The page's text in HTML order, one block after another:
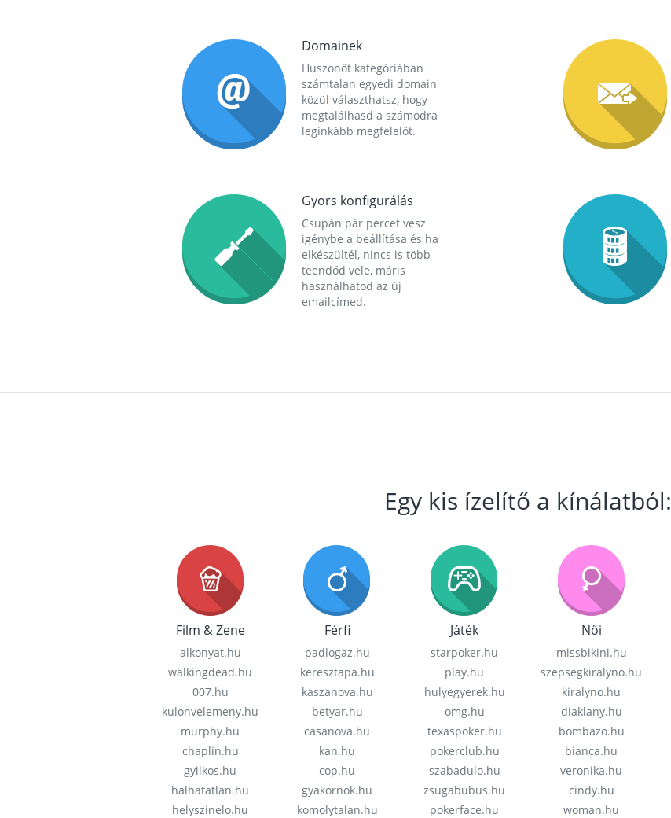
Domainek
Huszonöt kategóriában
számtalan egyedi domain
közül választhatsz, hogy
megtalálhasd a számodra
leginkább megfelelőt.
Gyors konfigurálás
Csupán pár percet vesz
igénybe a beállítása és ha
elkészültél, nincs is több
teendőd vele, máris
használhatod az új
emailcímed.
Egy kis ízelítő a kínálatból:
Film & Zene
alkonyat.hu
walkingdead.hu
007.hu
kulonvelemeny.hu
murphy.hu
chaplin.hu
gyilkos.hu
halhatatlan.hu
helyszinelo.hu
Férfi
padlogaz.hu
keresztapa.hu
kaszanova.hu
betyar.hu
casanova.hu
kan.hu
cop.hu
gyakornok.hu
komolytalan.hu
Játék
starpoker.hu
play.hu
hulyegyerek.hu
omg.hu
texaspoker.hu
pokerclub.hu
szabadulo.hu
zsugabubus.hu
pokerface.hu
Női
missbikini.hu
szepsegkiralyno.hu
kiralyno.hu
diaklany.hu
bombazo.hu
bianca.hu
veronika.hu
cindy.hu
woman.hu